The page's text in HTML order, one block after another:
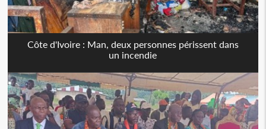
Côte d'Ivoire : Man, deux personnes périssent dans
un incendie